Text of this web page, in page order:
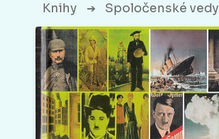
Knihy ➔ Spoločenské vedy